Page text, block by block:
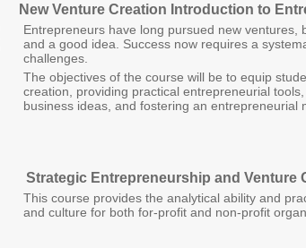
New Venture Creation Introduction to
Entrepreneurs have long pursued new
and a good idea. Success now requires a
challenges.
The objectives of the course will be to equip
creation, providing practical entrepreneurial tools,
business ideas, and fostering an entrepreneurial
Strategic Entrepreneurship and Venture
This course provides the analytical ability and
and culture for both for-profit and non-profit